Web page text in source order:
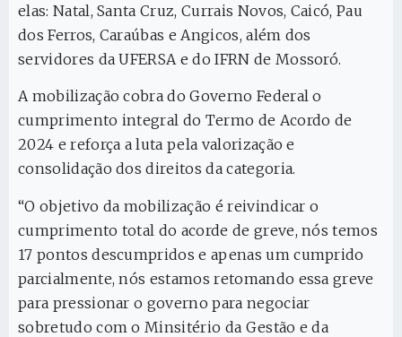
elas: Natal, Santa Cruz, Currais Novos, Caicó, Pau
dos Ferros, Caraúbas e Angicos, além dos
servidores da UFERSA e do IFRN de Mossoró.
A mobilização cobra do Governo Federal o
cumprimento integral do Termo de Acordo de
2024 e reforça a luta pela valorização e
consolidação dos direitos da categoria.
“O objetivo da mobilização é reivindicar o
cumprimento total do acorde de greve, nós temos
17 pontos descumpridos e apenas um cumprido
parcialmente, nós estamos retomando essa greve
para pressionar o governo para negociar
sobretudo com o Minsitério da Gestão e da